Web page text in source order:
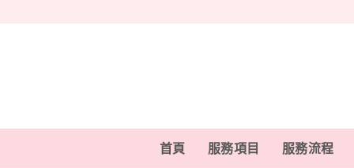
首頁 服務項目 服務流程